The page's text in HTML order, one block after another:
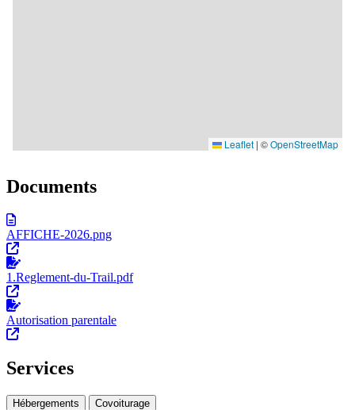
Documents
AFFICHE-2026.png
1.Reglement-du-Trail.pdf
Autorisation parentale
Services
Hébergements Covoiturage